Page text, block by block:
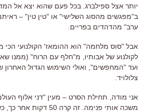
יותר אצל ספילברג. בכל פעם שהוא יצא אל
ב"מפגשים מהסוג השלישי" או "טין טין" –
ערב" מהדהדים בפריים.
אבל "סוס מלחמה" הוא ההומאז' הקולנועי הכי
לקולנוע של אבותיו, מ"חלף עם הרוח" (ממנו
ועד "המחפשים", ואולי השימוש הגדול האחרון
צלולויד.
אני מודה, תחילת הסרט – מעין "דני אלוף
משכה אותי פנימה. זה קרה